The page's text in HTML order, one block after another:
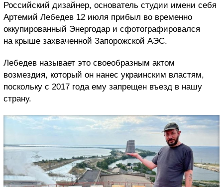
Российский дизайнер, основатель студии имени себя
Артемий Лебедев 12 июля прибыл во временно
оккупированный Энергодар и сфотографировался
на крыше захваченной Запорожской АЭС.
Лебедев называет это своеобразным актом
возмездия, который он нанес украинским властям,
поскольку с 2017 года ему запрещен въезд в нашу
страну.